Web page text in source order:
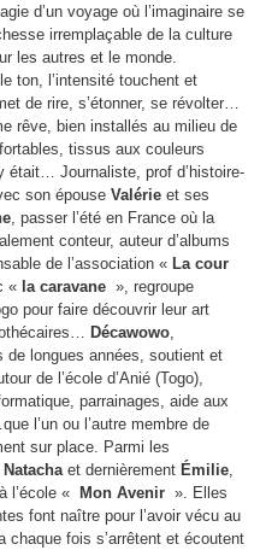
d’un voyage où l’imaginaire se
irremplaçable de la culture
les autres et le monde.
ton, l’intensité touchent et
de rire, s’étonner, se révolter…
rêve, bien installés au milieu de
tissus aux couleurs
était… Journaliste, prof d’histoire-
son épouse Valérie et ses
, passer l’été en France où la
conteur, auteur d’albums
de l’association « La cour
« la caravane », regroupe
pour faire découvrir leur art
Décawowo,
longues années, soutient et
de l’école d’Anié (Togo),
parrainages, aide aux
l’un ou l’autre membre de
sur place. Parmi les
Natachaet dernièrement Émilie,
l’école «
Mon Avenir ». Elles
font naître pour l’avoir vécu au
fois s’arrêtent et écoutent